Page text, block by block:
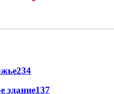
234
здание137